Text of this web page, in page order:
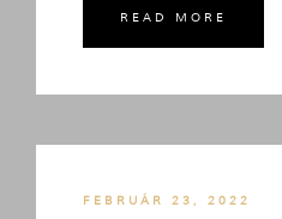
READ MORE
FEBRUÁR 23, 2022